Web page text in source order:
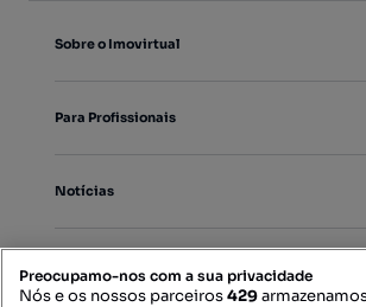
Sobre o Imovirtual
Para Profissionais
Notícias
Preocupamo-nos com a sua privacidade
Nós e os nossos parceiros429